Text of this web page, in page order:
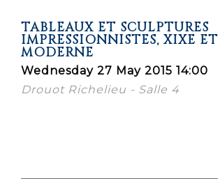
TABLEAUX ET SCULPTURES
IMPRESSIONNISTES, XIXE ET
MODERNE
Wednesday 27 May 2015 14:00
Drouot Richelieu - Salle 4